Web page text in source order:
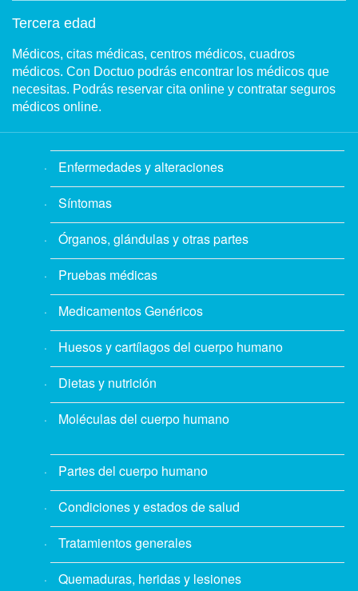
Tercera edad
Médicos, citas médicas, centros médicos, cuadros
médicos. Con Doctuo podrás encontrar los médicos que
necesitas. Podrás reservar cita online y contratar seguros
médicos online.
Enfermedades y alteraciones
Síntomas
Órganos, glándulas y otras partes
Pruebas médicas
Medicamentos Genéricos
Huesos y cartílagos del cuerpo humano
Dietas y nutrición
Moléculas del cuerpo humano
Partes del cuerpo humano
Condiciones y estados de salud
Tratamientos generales
Quemaduras, heridas y lesiones